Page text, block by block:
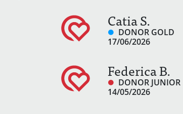
Catia S.
DONOR GOLD
17/06/2026
Federica B.
DONOR JUNIOR
14/05/2026